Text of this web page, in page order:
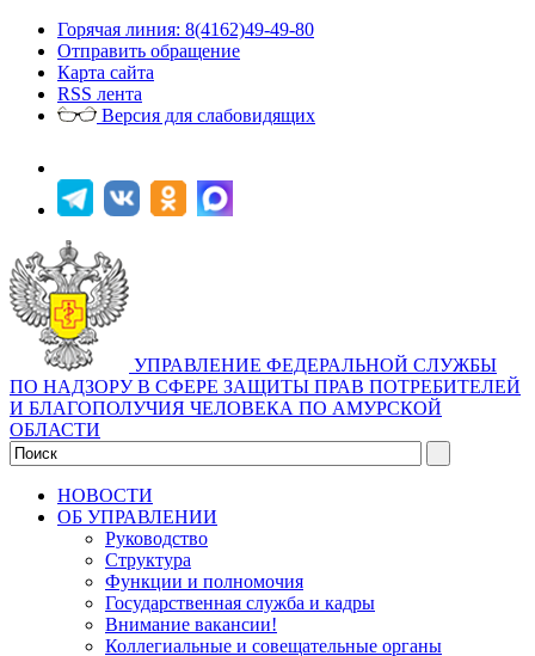
Горячая линия: 8(4162)49-49-80
Отправить обращение
Карта сайта
RSS лента
Версия для слабовидящих
УПРАВЛЕНИЕ ФЕДЕРАЛЬНОЙ СЛУЖБЫ
ПО НАДЗОРУ В СФЕРЕ ЗАЩИТЫ ПРАВ ПОТРЕБИТЕЛЕЙ
И БЛАГОПОЛУЧИЯ ЧЕЛОВЕКА ПО АМУРСКОЙ
ОБЛАСТИ
НОВОСТИ
ОБ УПРАВЛЕНИИ
Руководство
Структура
Функции и полномочия
Государственная служба и кадры
Внимание вакансии!
Коллегиальные и совещательные органы